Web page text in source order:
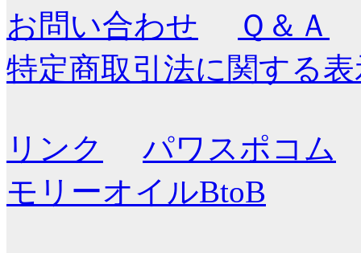
お問い合わせ
Ｑ＆Ａ
特定商取引法に関する
リンク
パワスポコム
モリーオイルBtoB